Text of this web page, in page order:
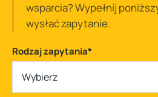
wsparcia? Wypełnij
wysłać zapytanie.
Rodzaj zapytania*
Wybierz